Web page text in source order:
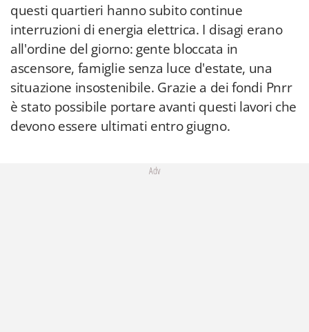
questi quartieri hanno subito continue
interruzioni di energia elettrica. I disagi erano
all'ordine del giorno: gente bloccata in
ascensore, famiglie senza luce d'estate, una
situazione insostenibile. Grazie a dei fondi Pnrr
è stato possibile portare avanti questi lavori che
devono essere ultimati entro giugno.
Adv